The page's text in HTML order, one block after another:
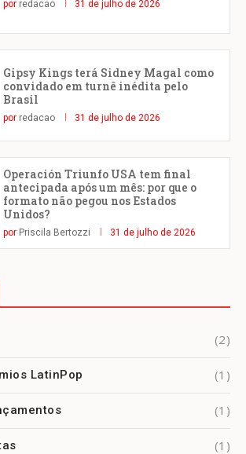
por redacao 31 de julho de 2026
Gipsy Kings terá Sidney Magal como
convidado em turnê inédita pelo
Brasil
por redacao 31 de julho de 2026
Operación Triunfo USA tem final
antecipada após um mês: por que o
formato não pegou nos Estados
Unidos?
por Priscila Bertozzi 31 de julho de 2026
(2)
LatinPop (1)
(1)
(1)